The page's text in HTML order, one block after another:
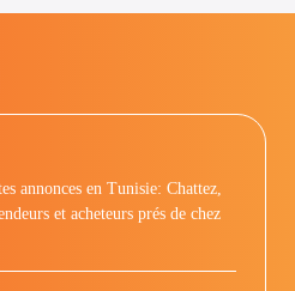
annonces en Tunisie: Chattez,
et acheteurs prés de chez